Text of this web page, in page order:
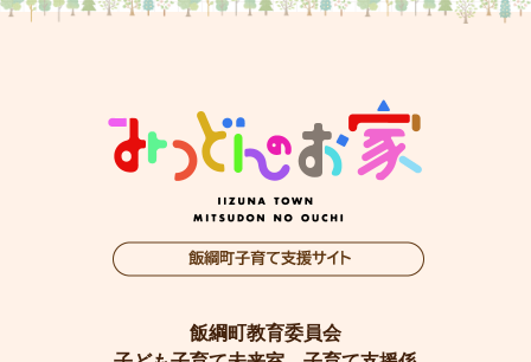
飯綱町教育委員会